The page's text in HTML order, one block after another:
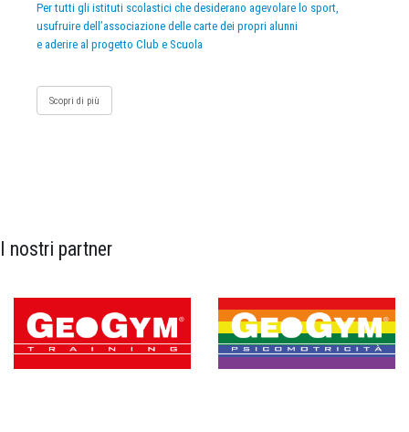
Per tutti gli istituti scolastici che desiderano agevolare lo sport,
usufruire dell’associazione delle carte dei propri alunni
e aderire al progetto Club e Scuola
Scopri di più
I nostri partner